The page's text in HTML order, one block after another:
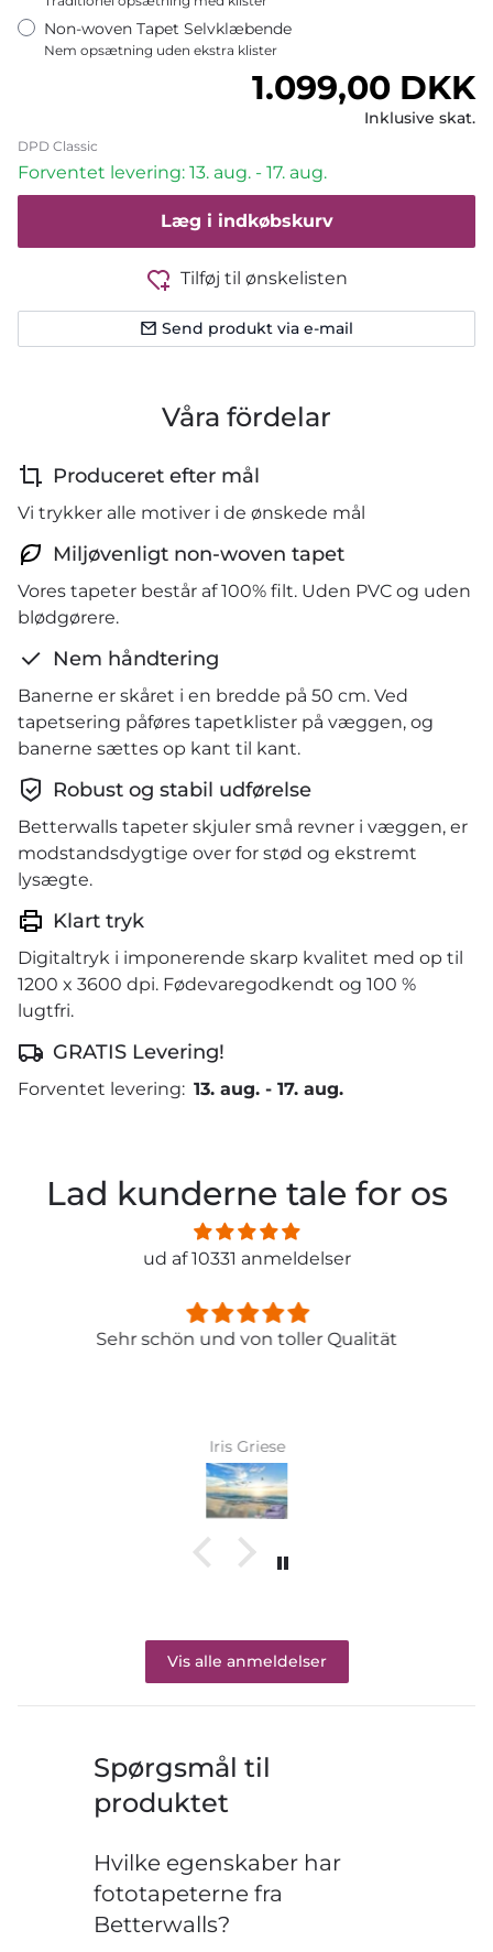
Non-woven Tapet Selvklæbende
Nem opsætning uden ekstra klister
Normalpris
1.099,00 DKK
Inklusive skat.
DPD Classic
Forventet levering: 13. aug. - 17. aug.
Læg i indkøbskurv
Tilføj til ønskelisten
Send produkt via e-mail
Våra fördelar
Produceret efter mål
Vi trykker alle motiver i de ønskede mål
Miljøvenligt non-woven tapet
Vores tapeter består af 100% filt. Uden PVC og uden
blødgørere.
Nem håndtering
Banerne er skåret i en bredde på 50 cm. Ved
tapetsering påføres tapetklister på væggen, og
banerne sættes op kant til kant.
Robust og stabil udførelse
Betterwalls tapeter skjuler små revner i væggen, er
modstandsdygtige over for stød og ekstremt
lysægte.
Klart tryk
Digitaltryk i imponerende skarp kvalitet med op til
1200 x 3600 dpi. Fødevaregodkendt og 100 %
lugtfri.
GRATIS Levering!
Forventet levering: 13. aug. - 17. aug.
Lad kunderne tale for os
ud af 10331 anmeldelser
Sehr schön und von toller Qualität
Iris Griese
Vis alle anmeldelser
Spørgsmål til
produktet
Hvilke egenskaber har
fototapeterne fra
Betterwalls?